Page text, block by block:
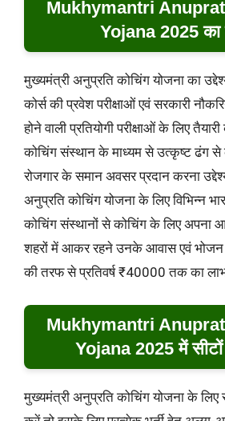
Mukhymantri
Yojana 2025 का
मुख्यमंत्री अनुप्रति कोचिंग योजना का
कोर्स की प्रवेश परीक्षाओं एवं सरकारी
होने वाली प्रतियोगी परीक्षाओं के लिए
कोचिंग संस्थान के माध्यम से उत्कृष्ट ढंग से
रोजगार के समान अवसर प्रदान करना
अनुप्रति कोचिंग योजना के लिए विभिन्न
कोचिंग संस्थानों से कोचिंग के लिए अपना
शहरों में आकर रहने उनके आवास एवं
की तरफ से प्रतिवर्ष ₹40000 तक का लाभ
Mukhymantri
Yojana 2025 में
मुख्यमंत्री अनुप्रति कोचिंग योजना के लिए